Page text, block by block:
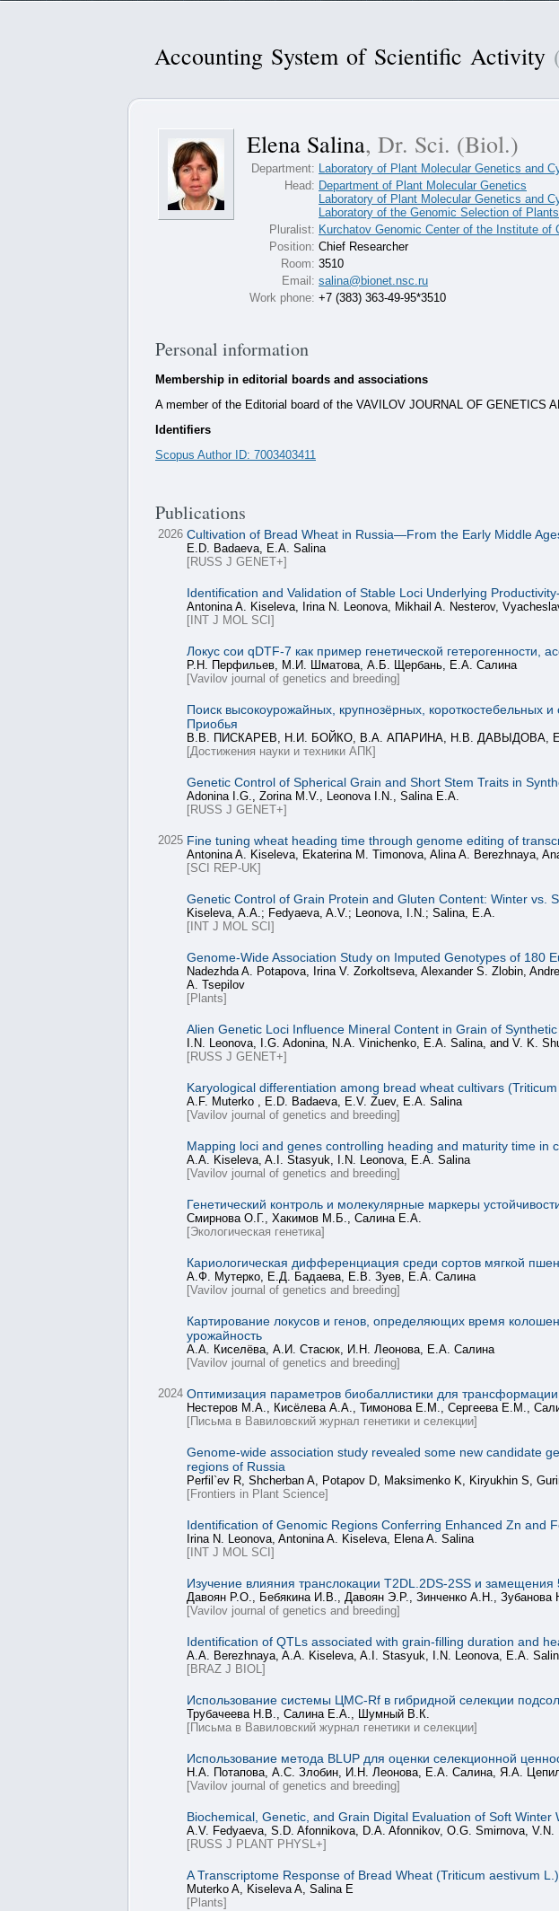
Accounting System of Scientific Activity
Elena Salina, Dr. Sci. (Biol.)
Department: Laboratory of Plant Molecular Genetics and
Head: Department of Plant Molecular Genetics
Laboratory of Plant Molecular Genetics and
Laboratory of the Genomic Selection of Plants
Pluralist: Kurchatov Genomic Center of the Institute
Position: Chief Researcher
Room: 3510
Email: salina@bionet.nsc.ru
Work phone: +7 (383) 363-49-95*3510
Personal information
Membership in editorial boards and associations
A member of the Editorial board of the VAVILOV JOURNAL OF GENETICS
Identifiers
Scopus Author ID: 7003403411
Publications
2026 Cultivation of Bread Wheat in Russia—From the Early Middle
E.D. Badaeva, E.A. Salina
[RUSS J GENET+]
Identification and Validation of Stable Loci Underlying
Antonina A. Kiseleva, Irina N. Leonova, Mikhail A. Nesterov,
[INT J MOL SCI]
Локус сои qDTF-7 как пример генетической гетерогенности,
Р.Н. Перфильев, М.И. Шматова, А.Б. Щербань, Е.А. Салина
[Vavilov journal of genetics and breeding]
Поиск высокоурожайных, крупнозёрных, короткостебельных
Приобья
В.В. ПИСКАРЕВ, Н.И. БОЙКО, В.А. АПАРИНА, Н.В. ДАВЫДОВА,
[Достижения науки и техники АПК]
Genetic Control of Spherical Grain and Short Stem Traits in
Adonina I.G., Zorina M.V., Leonova I.N., Salina E.A.
[RUSS J GENET+]
2025 Fine tuning wheat heading time through genome editing of
Antonina A. Kiseleva, Ekaterina M. Timonova, Alina A. Berezhnaya,
[SCI REP-UK]
Genetic Control of Grain Protein and Gluten Content: Winter vs.
Kiseleva, A.A.; Fedyaeva, A.V.; Leonova, I.N.; Salina, E.A.
[INT J MOL SCI]
Genome-Wide Association Study on Imputed Genotypes of 180
Nadezhda A. Potapova, Irina V. Zorkoltseva, Alexander S. Zlobin,
A. Tsepilov
[Plants]
Alien Genetic Loci Influence Mineral Content in Grain of
I.N. Leonova, I.G. Adonina, N.A. Vinichenko, E.A. Salina, and V. K.
[RUSS J GENET+]
Karyological differentiation among bread wheat cultivars
A.F. Muterko , E.D. Badaeva, E.V. Zuev, E.A. Salina
[Vavilov journal of genetics and breeding]
Mapping loci and genes controlling heading and maturity time
A.A. Kiseleva, A.I. Stasyuk, I.N. Leonova, E.A. Salina
[Vavilov journal of genetics and breeding]
Генетический контроль и молекулярные маркеры
Смирнова О.Г., Хакимов М.Б., Салина Е.А.
[Экологическая генетика]
Кариологическая дифференциация среди сортов мягкой
А.Ф. Мутерко, Е.Д. Бадаева, Е.В. Зуев, Е.А. Салина
[Vavilov journal of genetics and breeding]
Картирование локусов и генов, определяющих время
урожайность
А.А. Киселёва, А.И. Стасюк, И.Н. Леонова, Е.А. Салина
[Vavilov journal of genetics and breeding]
2024 Оптимизация параметров биобаллистики для
Нестеров М.А., Кисёлева А.А., Тимонова Е.М., Сергеева Е.М.,
[Письма в Вавиловский журнал генетики и селекции]
Genome-wide association study revealed some new candidate
regions of Russia
Perfil`ev R, Shcherban A, Potapov D, Maksimenko K, Kiryukhin S,
[Frontiers in Plant Science]
Identification of Genomic Regions Conferring Enhanced Zn and
Irina N. Leonova, Antonina A. Kiseleva, Elena A. Salina
[INT J MOL SCI]
Изучение влияния транслокации T2DL.2DS-2SS и
Давоян Р.О., Бебякина И.В., Давоян Э.Р., Зинченко А.Н.,
[Vavilov journal of genetics and breeding]
Identification of QTLs associated with grain-filling duration and
A.A. Berezhnaya, A.A. Kiseleva, A.I. Stasyuk, I.N. Leonova, E.A.
[BRAZ J BIOL]
Использование системы ЦМС-Rf в гибридной селекции
Трубачеева Н.В., Салина Е.А., Шумный В.К.
[Письма в Вавиловский журнал генетики и селекции]
Использование метода BLUP для оценки селекционной
Н.А. Потапова, А.С. Злобин, И.Н. Леонова, Е.А. Салина, Я.А.
[Vavilov journal of genetics and breeding]
Biochemical, Genetic, and Grain Digital Evaluation of Soft
A.V. Fedyaeva, S.D. Afonnikova, D.A. Afonnikov, O.G. Smirnova,
[RUSS J PLANT PHYSL+]
A Transcriptome Response of Bread Wheat (Triticum aestivum
Muterko A, Kiseleva A, Salina E
[Plants]